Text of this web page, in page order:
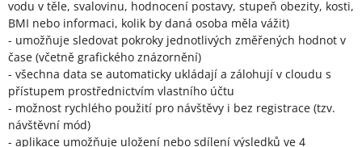
vodu v těle, svalovinu, hodnocení postavy, stupeň obezity, kosti,
BMI nebo informaci, kolik by daná osoba měla vážit)
- umožňuje sledovat pokroky jednotlivých změřených hodnot v
čase (včetně grafického znázornění)
- všechna data se automaticky ukládají a zálohují v cloudu s
přístupem prostřednictvím vlastního účtu
- možnost rychlého použití pro návštěvy i bez registrace (tzv.
návštěvní mód)
- aplikace umožňuje uložení nebo sdílení výsledků ve 4